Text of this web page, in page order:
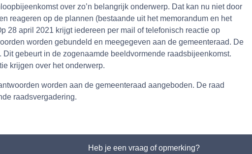
over zo’n belangrijk onderwerp. Dat kan nu niet door
reageren op de plannen (bestaande uit het memorandum en het
28 april 2021 krijgt iedereen per mail of telefonisch reactie op
worden gebundeld en meegegeven aan de gemeenteraad. De
gebeurt in de zogenaamde beeldvormende raadsbijeenkomst.
krijgen over het onderwerp.
worden aan de gemeenteraad aangeboden. De raad
raadsvergadering.
Heb je een vraag of opmerking?